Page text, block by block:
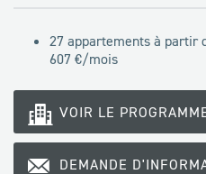
27 appartements à partir
607 €/mois
VOIR LE
DEMANDE